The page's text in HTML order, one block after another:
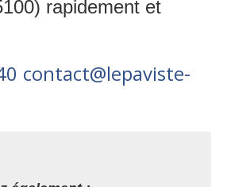
rapidement et
contact@lepaviste-